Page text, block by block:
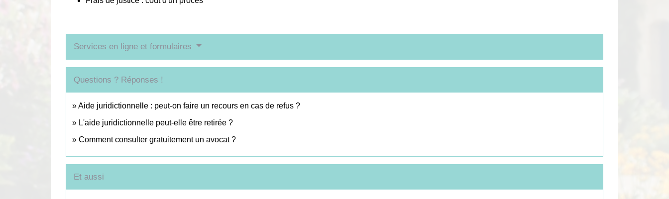
Services en ligne et formulaires
Questions ? Réponses !
Aide juridictionnelle : peut-on faire un recours en cas de refus ?
L'aide juridictionnelle peut-elle être retirée ?
Comment consulter gratuitement un avocat ?
Et aussi